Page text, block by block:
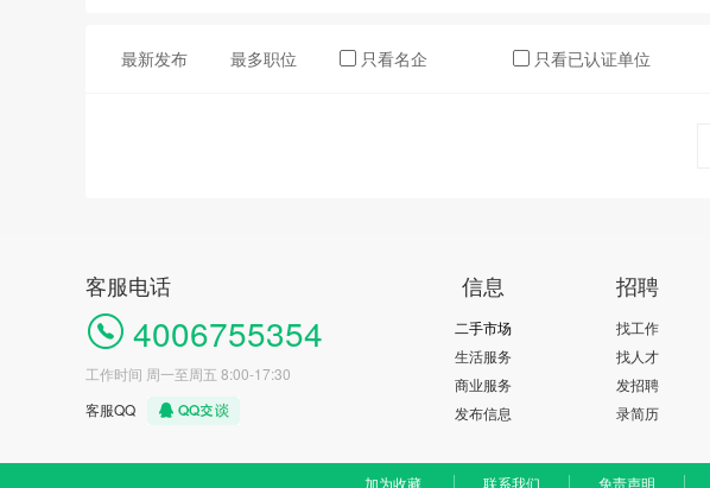
最新发布 最多职位 只看名企 只看已认证单位
客服电话
4006755354
工作时间 周一至周五 8:00-17:30
客服QQ
信息
二手市场
生活服务
商业服务
发布信息
招聘
找工作
找人才
发招聘
录简历
加为收藏 联系我们 免责声明